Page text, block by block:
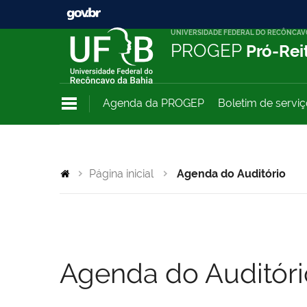
UNIVERSIDADE FEDERAL DO
PROGEP Pró-
Agenda da PROGEP Boletim de
Página inicial Agenda do Auditório
Agenda do